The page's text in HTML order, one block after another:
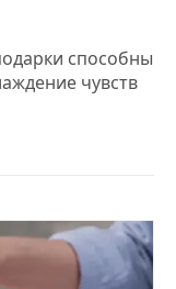
способны
чувств